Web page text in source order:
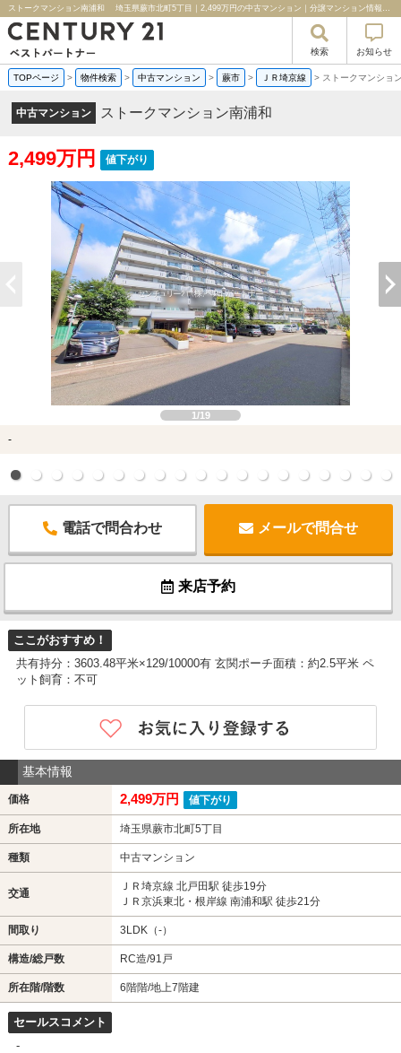
ストークマンション南浦和 埼玉県蕨市北町5丁目｜2,499万円の中古マンション｜分譲マンション情報｜センチュリー２１ベストパートナー
検索 お知らせ
TOPページ > 物件検索 > 中古マンション > 蕨市 > ＪＲ埼京線 > ストークマンシ
中古マンション ストークマンション南浦和
2,499万円 値下がり
1/19
-
電話で問合わせ メールで問合せ
来店予約
ここがおすすめ！
共有持分：3603.48平米×129/10000有 玄関ポーチ面積：約2.5平米 ペ
ット飼育：不可
基本情報
価格 2,499万円 値下がり
所在地 埼玉県蕨市北町5丁目
種類 中古マンション
交通
ＪＲ埼京線 北戸田駅 徒歩19分
ＪＲ京浜東北・根岸線 南浦和駅 徒歩21分
間取り 3LDK（-）
構造/総戸数 RC造/91戸
所在階/階数 6階階/地上7階建
セールスコメント
-